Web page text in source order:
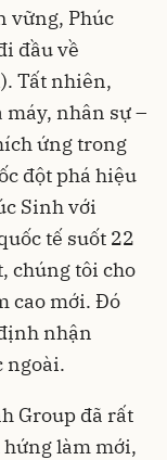
vững, Phúc
đầu về
Tất nhiên,
nhân sự –
ứng trong
đột phá hiệu
Sinh với
tế suốt 22
chúng tôi cho
cao mới. Đó
nhận
ngoài.
Group đã rất
làm mới,